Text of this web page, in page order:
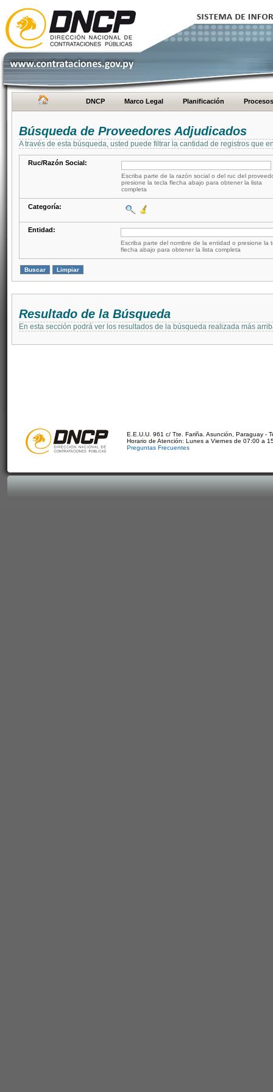
DNCP Marco Legal Planificación Procesos
Búsqueda de Proveedores Adjudicados
A través de esta búsqueda, usted puede filtrar la cantidad de registros que
Ruc/Razón Social:
Escriba parte de la razón social o del ruc del
presione la tecla flecha abajo para obtener la lista
completa
Categoría:
Entidad:
Escriba parte del nombre de la entidad o presione la
flecha abajo para obtener la lista completa
Resultado de la Búsqueda
En esta sección podrá ver los resultados de la búsqueda realizada más
E.E.U.U. 961 c/ Tte. Fariña. Asunción, Paraguay -
Horario de Atención: Lunes a Viernes de 07:00 a
Preguntas Frecuentes